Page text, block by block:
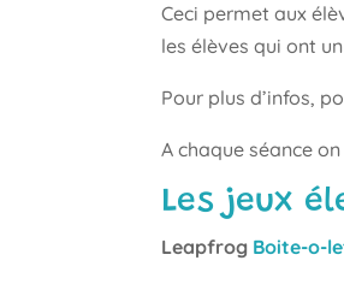
Ceci permet aux
les élèves qui ont
Pour plus d’infos,
A chaque séance
Les jeux
Leapfrog Boite-o-